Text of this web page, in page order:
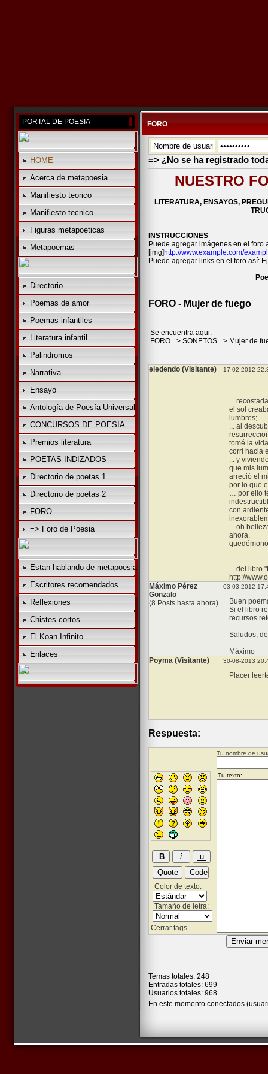
PORTAL DE POESIA
HOME
Acerca de metapoesia
Manifiesto teorico
Manifiesto tecnico
Figuras metapoeticas
Metapoemas
Directorio
Poemas de amor
Poemas infantiles
Literatura infantil
Palindromos
Narrativa
Ensayo
Antología de Poesía Universal
CONCURSOS DE POESIA
Premios literatura
POETAS INDIZADOS
Directorio de poetas 1
Directorio de poetas 2
FORO
=> Foro de Poesia
Estan hablando de metapoesia
Escritores recomendados
Reflexiones
Chistes cortos
El Koan Infinito
Enlaces
FORO
=> ¿No se ha registrado
NUESTRO
LITERATURA, ENSAYOS,
INSTRUCCIONES
Puede agregar imágenes en el foro
[img] http://www.example.com/
Puede agregar links en el foro así:
FORO - Mujer de fuego
Se encuentra aqui:
FORO => SONETOS => Mujer de
eledendo (Visitante) 17-02-2012
...
el sol
lumbres;
... al
tomé la
corrí hacia
... y
que mis
arreció el
por lo que
… por ello
con
... oh
ahora,
... del libro
http://
Máximo Pérez
Gonzalo
(8 Posts hasta ahora)
03-03-2012
Buen
Si el libro
recursos
Saludos,
Máximo
Poyma (Visitante)
30-08-2013
Placer
Respuesta:
Tu nombre de
Color de texto:
Tamaño de letra:
Cerrar tags
Temas totales: 248
Entradas totales: 699
Usuarios totales: 968
En este momento conectados